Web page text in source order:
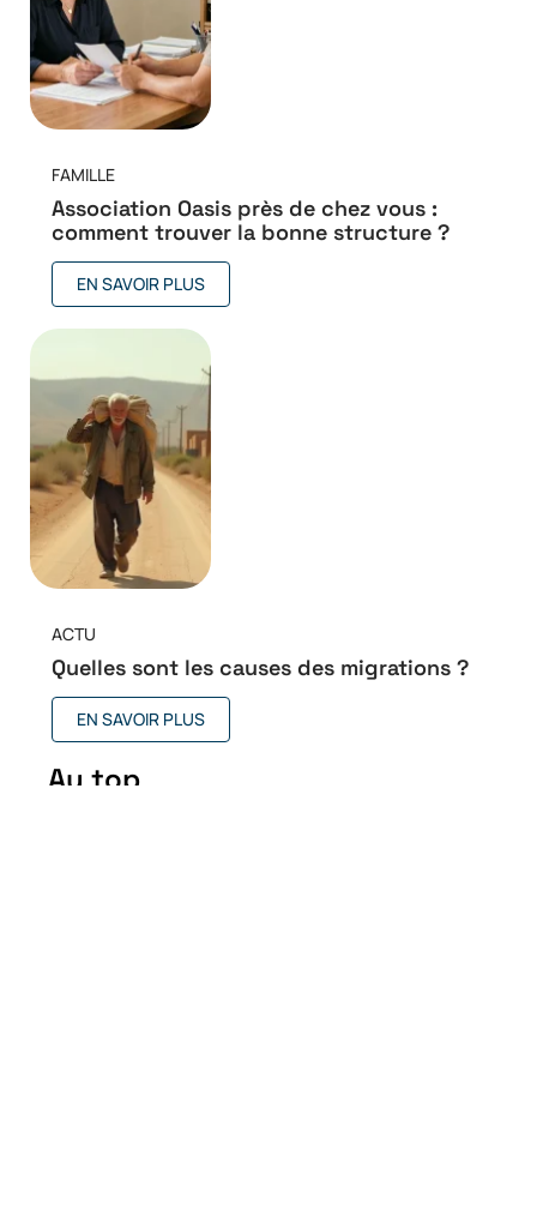
FAMILLE
Association Oasis près de chez vous :
comment trouver la bonne structure ?
EN SAVOIR PLUS
ACTU
Quelles sont les causes des migrations ?
EN SAVOIR PLUS
Au top